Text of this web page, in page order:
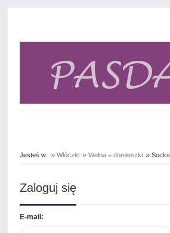
Jesteś w: » Włóczki » Wełna + domieszki » Socks
Zaloguj się
E-mail: